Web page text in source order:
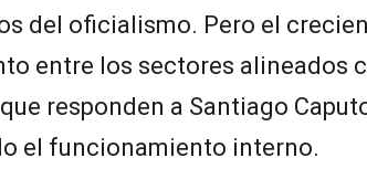
del oficialismo. Pero el
entre los sectores alineados
responden a Santiago
el funcionamiento interno.